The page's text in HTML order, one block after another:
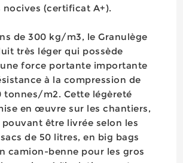
nocives (certificat A+).
de 300 kg/m3, le Granulège
très léger qui possède
force portante importante
à la compression de
tonnes/m2. Cette légèreté
en œuvre sur les chantiers,
pouvant être livrée selon les
de 50 litres, en big bags
camion-benne pour les gros